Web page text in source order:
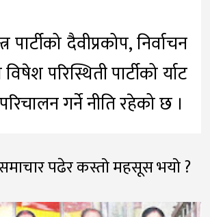
पार्टीको दैवीप्रकोप, निर्वाचन
परिस्थिती पार्टीको र्याट
गर्ने नीति रहेको छ ।
पढेर कस्तो महसूस भयो ?